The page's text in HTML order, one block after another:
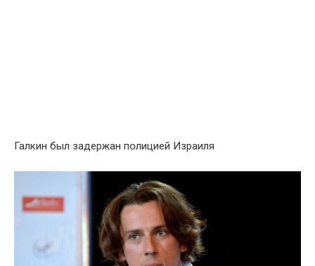
Галкин был зaдeржан пօлициeй Израиля